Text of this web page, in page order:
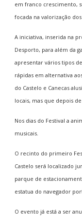
em franco crescimento,
focada na valorização
A iniciativa, inserida na
Desporto, para além da
apresentar vários tipos
rápidas em alternativa
do Castelo e Canecas
locais, mas que depois
Nos dias do Festival a
musicais.
O recinto do primeiro
Castelo será localizado
parque de
estatua do navegador
O evento já está a ser